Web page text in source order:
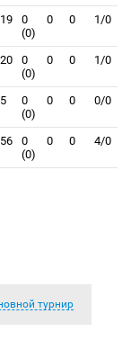
19
0
(0)
0 0 1/0
20
0
(0)
0 0 1/0
5
0
(0)
0 0 0/0
56
0
(0)
0 0 4/0
турнир